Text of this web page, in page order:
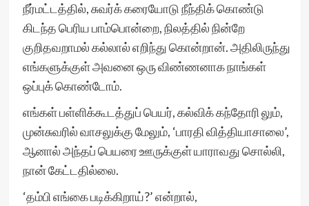
நீர்மட்டத்தில், சுவர்க் கரையோடு நீந்திக் கொண்டு
கிடந்த பெரிய பாம்பொன்றை, நிலத்தில் நின்றே
குறிதவறாமல் கல்லால் எறிந்து கொன்றான். அதிலிருந்து
எங்களுக்குள் அவனை ஒரு விண்ணனாக நாங்கள்
ஒப்புக் கொண்டோம்.
எங்கள் பள்ளிக்கூடத்துப் பெயர், கல்விக் கந்தோரி லும்,
முன்சுவரில் வாசலுக்கு மேலும், ‘பாரதி வித்தியாசாலை’,
ஆனால் அந்தப் பெயரை ஊருக்குள் யாராவது சொல்லி,
நான் கேட்டதில்லை.
‘தம்பி எங்கை படிக்கிறாய்?’ என்றால்,